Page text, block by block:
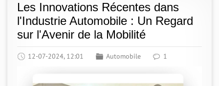
Les Innovations Récentes dans
l'Industrie Automobile : Un Regard
sur l'Avenir de la Mobilité
12-07-2024, 12:01 Automobile 1